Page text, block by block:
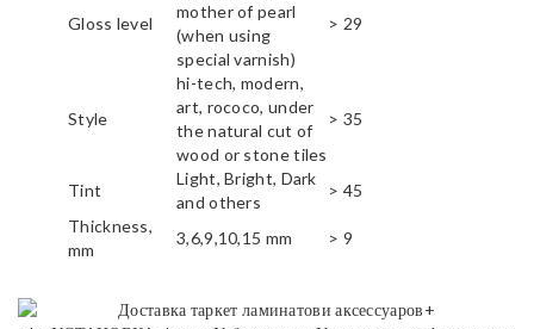
Gloss level
mother of pearl
(when using
special varnish)
> 29
Style
hi-tech, modern,
art, rococo, under
the natural cut of
wood or stone tiles
> 35
Tint
Light, Bright, Dark
and others
> 45
Thickness,
mm
3,6,9,10,15 mm > 9